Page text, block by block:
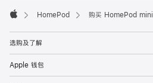
HomePod 购买 HomePod mini
选购及了解
Apple 钱包